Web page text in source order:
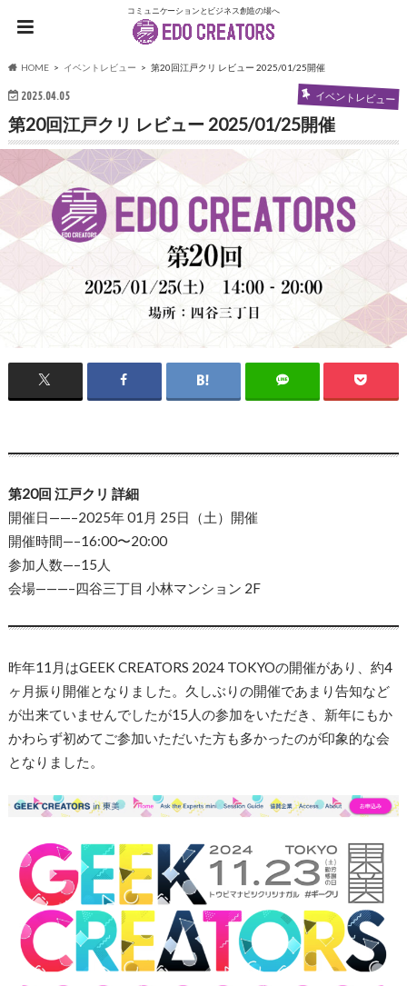
コミュニケーションとビジネス創造の場へ
HOME イベントレビュー 第20回江戸クリ レビュー 2025/01/25開催
2025.04.05 イベントレビュー
第20回江戸クリ レビュー 2025/01/25開催
第20回 江戸クリ 詳細
開催日——–2025年 01月 25日（土）開催
開催時間—–16:00〜20:00
参加人数—–15人
会場———–四谷三丁目 小林マンション 2F
昨年11月はGEEK CREATORS 2024 TOKYOの開催があり、約4
ヶ月振り開催となりました。久しぶりの開催であまり告知など
が出来ていませんでしたが15人の参加をいただき、新年にもか
かわらず初めてご参加いただいた方も多かったのが印象的な会
となりました。